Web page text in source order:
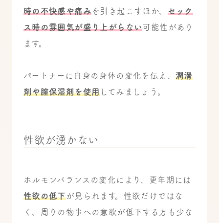
時の不快感や痛みを引き起こすほか、 セック
ス時の雰囲気が盛り上がらない可能性があり
ます。
パートナーに自身の身体の変化を伝え、 潤滑
剤や膣保湿剤を使用 してみましょう。
性欲が湧かない
ホルモンバランスの変化により、更年期には
性欲の低下が見られます。性欲だけではな
く、周りの物事への意欲が低下する方も少な